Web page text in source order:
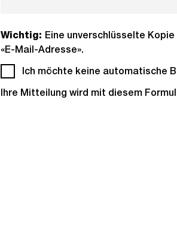
Wichtig: Eine unverschlüsselte
«E-Mail-Adresse».
Ich möchte keine automatische
Ihre Mitteilung wird mit diesem